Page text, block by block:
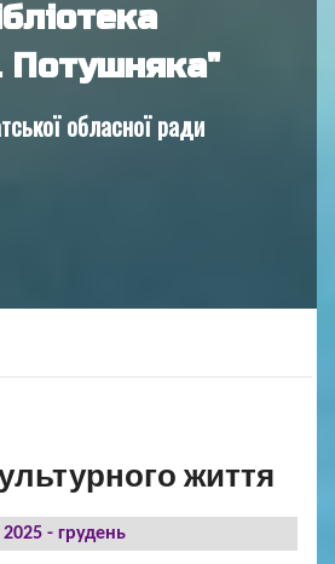
Потушняка"
обласної ради
життя
2025 - грудень